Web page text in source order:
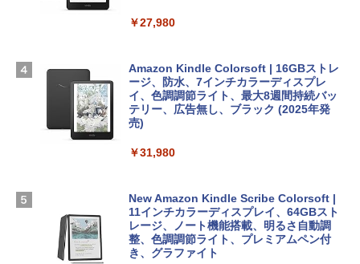
ームカメラ、日本語キーボード、Touch I
￥298,901
【Amazon.co.jp限定】 HP ノートパソコ
ン 15-fd 15.6インチ 16GBメモリ 512GB
FMV ノートパソコン WE1-K3 (MS 365 P
ersonal/Copilotキー搭載/Win 11/15.6型/
Core i5/16GB/SSD 512GB/ホワイト) FM
VWK3E15W_AZ
Robloxギフトカード - 1000 Robux 【限
ラインコード版
￥1,600
ト): Java & Bedrock Edition | オンライ
￥3,600
1冊ですべて身につくHTML & CSSとWe
￥2,326
FM TOWNS ハイパー・カタログ: 本体ハ
ェクトリストと最新エミュレータ紹介
￥27,980
Amazon Kindle Colorsoft | 16GBストレ
ージ、防水、7インチカラーディスプレ
イ、色調調節ライト、最大8週間持続バッ
テリー、広告無し、ブラック (2025年発
売)
￥31,980
New Amazon Kindle Scribe Colorsoft |
11インチカラーディスプレイ、64GBスト
レージ、ノート機能搭載、明るさ自動調
整、色調調節ライト、プレミアムペン付
き、グラファイト